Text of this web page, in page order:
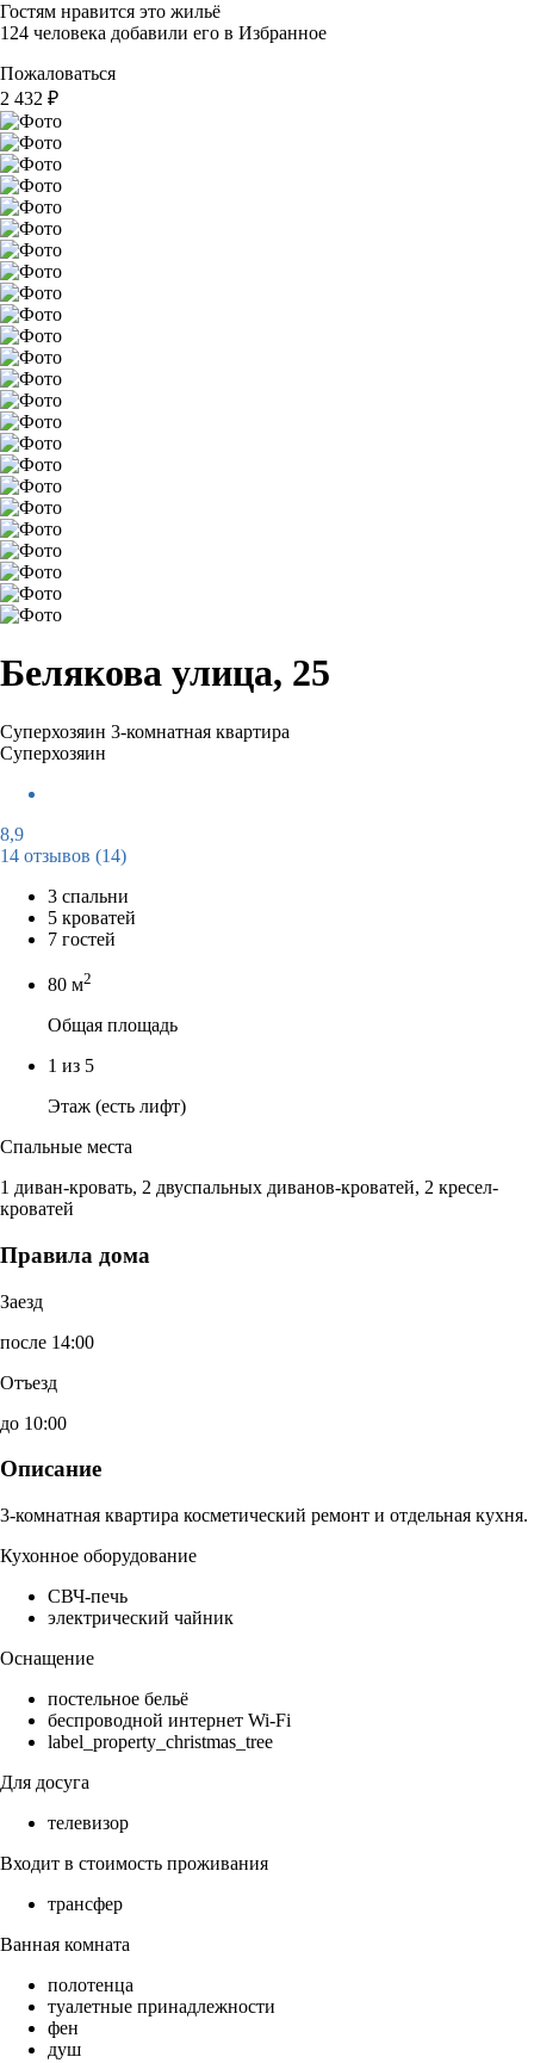
Гостям нравится это жильё
124 человека добавили его в Избранное
Пожаловаться
2 432 ₽
Белякова улица, 25
Суперхозяин 3-комнатная квартира
Суперхозяин
8,9
14 отзывов (14)
3 спальни
5 кроватей
7 гостей
80 м2
Общая площадь
1 из 5
Этаж (есть лифт)
Спальные места
1 диван-кровать, 2 двуспальных диванов-кроватей, 2 кресел-
кроватей
Правила дома
Заезд
после 14:00
Отъезд
до 10:00
Описание
3-комнатная квартира косметический ремонт и отдельная кухня.
Кухонное оборудование
СВЧ-печь
электрический чайник
Оснащение
постельное бельё
беспроводной интернет Wi-Fi
label_property_christmas_tree
Для досуга
телевизор
Входит в стоимость проживания
трансфер
Ванная комната
полотенца
туалетные принадлежности
фен
душ